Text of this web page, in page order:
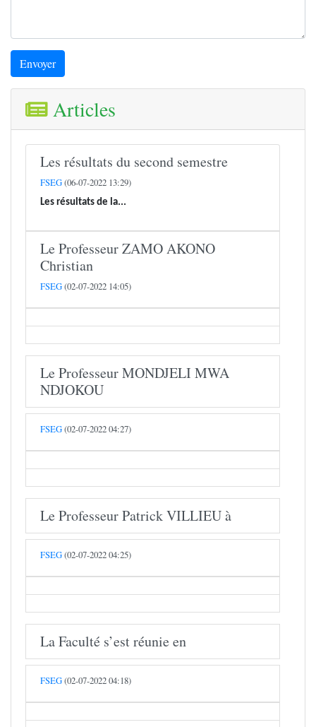
Envoyer
Articles
Les résultats du second semestre
FSEG(06-07-2022 13:29)
Les résultats de la...
Le Professeur ZAMO AKONO
Christian
FSEG(02-07-2022 14:05)
Le Professeur MONDJELI MWA
NDJOKOU
FSEG(02-07-2022 04:27)
Le Professeur Patrick VILLIEU à
FSEG(02-07-2022 04:25)
La Faculté s’est réunie en
FSEG(02-07-2022 04:18)